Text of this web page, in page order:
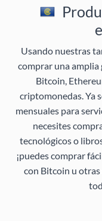
Usando nuestras
comprar una
Bitcoin,
criptomonedas. Ya
mensuales para
necesites
tecnológicos o
¡puedes comprar
con Bitcoin u